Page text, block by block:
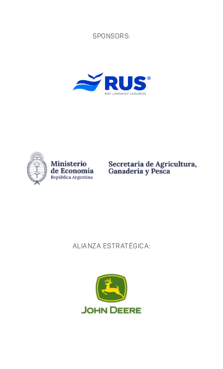
SPONSORS:
ALIANZA ESTRATÉGICA: